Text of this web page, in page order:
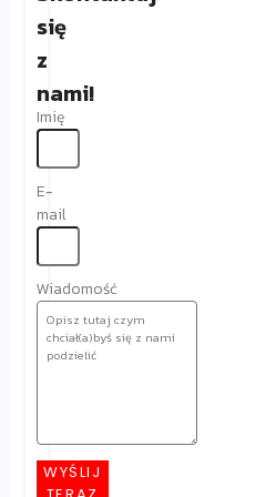
się
z
nami!
Imię
E-
mail
Wiadomość
WYŚLIJ